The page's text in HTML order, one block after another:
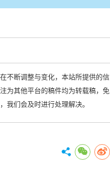
不断调整与变化，本站所提供的
为其他平台的稿件均为转载稿
我们会及时进行处理解决。